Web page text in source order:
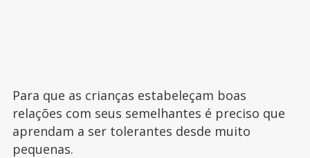
Para que as crianças estabeleçam boas
relações com seus semelhantes é preciso que
aprendam a ser tolerantes desde muito
pequenas.